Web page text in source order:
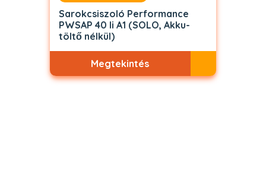
Sarokcsiszoló Performance
PWSAP 40 li A1 (SOLO, Akku-
töltő nélkül)
Megtekintés